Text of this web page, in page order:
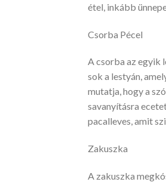
étel, inkább
Csorba Pécel
A csorba az egyik
sok a lestyán,
mutatja, hogy a
savanyításra
pacalleves, amit
Zakuszka
A zakuszka